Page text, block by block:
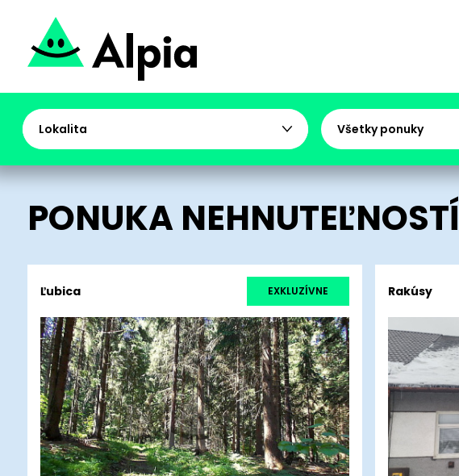
Lokalita Všetky ponuky
PONUKA NEHNUTEĽNOSTÍ
Ľubica EXKLUZÍVNE Rakúsy